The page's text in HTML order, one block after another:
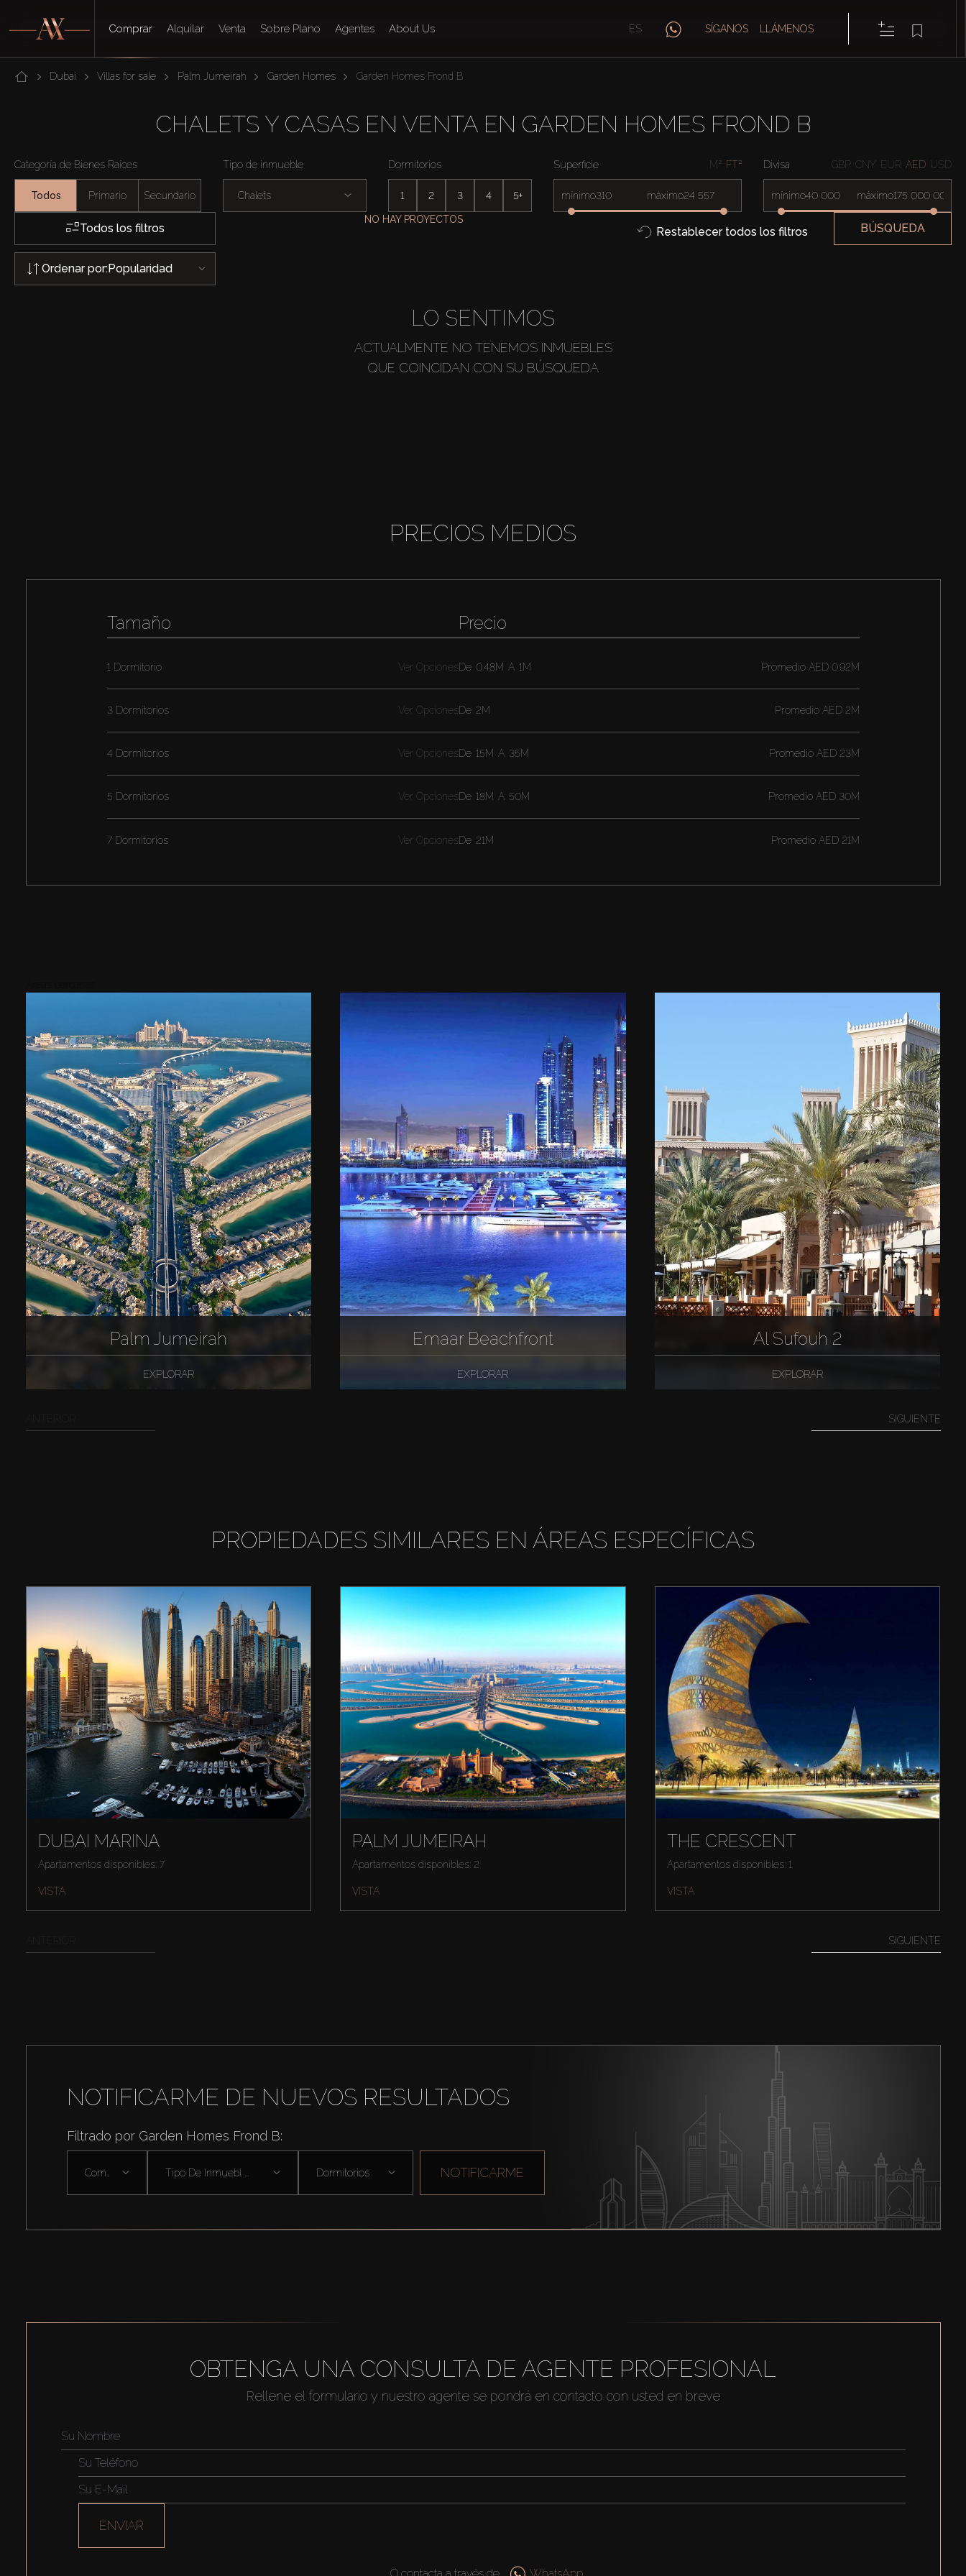
Comprar Alquilar Venta Sobre Plano Agentes About Us ES SÍGANOS LLÁMENOS
Dubai Villas for sale Palm Jumeirah Garden Homes Garden Homes Frond B
CHALETS Y CASAS EN VENTA EN GARDEN HOMES FROND B
Categoría de Bienes Raíces
Todos Primario Secundario
Tipo de inmueble
Chalets
Dormitorios
1 2 3 4 5+
Superficie M² FT²
mínimo máximo
Divisa GBP CNY EUR AED USD
mínimo máximo
Todos los filtros
NO HAY PROYECTOS
Restablecer todos los filtros BÚSQUEDA
Ordenar por:Popularidad
LO SENTIMOS
ACTUALMENTE NO TENEMOS INMUEBLES
QUE COINCIDAN CON SU BÚSQUEDA
PRECIOS MEDIOS
Tamaño
1 Dormitorio Ver Opciones
3 Dormitorios Ver Opciones
4 Dormitorios Ver Opciones
5 Dormitorios Ver Opciones
7 Dormitorios Ver Opciones
Precio
De 0.48M A 1M PromedioAED 0.92M
De 2M PromedioAED 2M
De 15M A 35M PromedioAED 23M
De 18M A 50M PromedioAED 30M
De 21M PromedioAED 21M
Palm Jumeirah
EXPLORAR
Emaar Beachfront
EXPLORAR
Al Sufouh 2
EXPLORAR
SIGUIENTE
PROPIEDADES SIMILARES EN ÁREAS ESPECÍFICAS
DUBAI MARINA
Apartamentos disponibles: 7
VISTA
PALM JUMEIRAH
Apartamentos disponibles: 2
VISTA
THE CRESCENT
Apartamentos disponibles: 1
VISTA
SIGUIENTE
NOTIFICARME DE NUEVOS RESULTADOS
Filtrado por Garden Homes Frond B:
Tipo De Inmuebl ... Dormitorios NOTIFICARME
OBTENGA UNA CONSULTA DE AGENTE PROFESIONAL
Rellene el formulario y nuestro agente se pondrá en contacto con usted en breve
ENVIAR